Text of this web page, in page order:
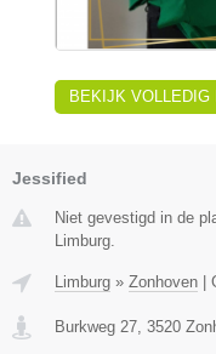
BEKIJK VOLLEDIG
Jessified
Niet gevestigd in de
Limburg.
Limburg » Zonhoven |
Burkweg 27 3520